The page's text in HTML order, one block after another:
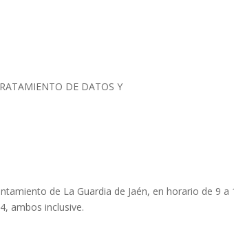
DE DATOS Y
de La Guardia de Jaén, en horario de 9 a
ambos inclusive.